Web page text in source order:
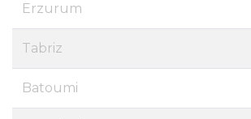
Erzurum
Tabriz
Batoumi